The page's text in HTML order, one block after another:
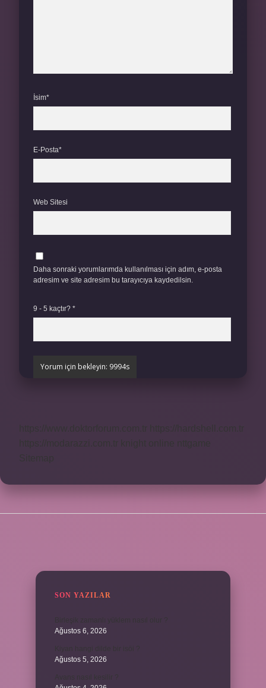
İsim*
E-Posta*
Web Sitesi
Daha sonraki yorumlarımda kullanılması için adım, e-posta
adresim ve site adresim bu tarayıcıya kaydedilsin.
9 - 5 kaçtır? *
SON YAZILAR
Ağustos 6, 2026
Ağustos 5, 2026